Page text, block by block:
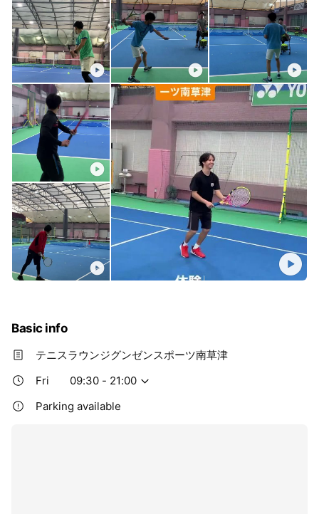
Basic info
テニスラウンジグンゼンスポーツ南草津
Fri
09:30 - 21:00
Parking available